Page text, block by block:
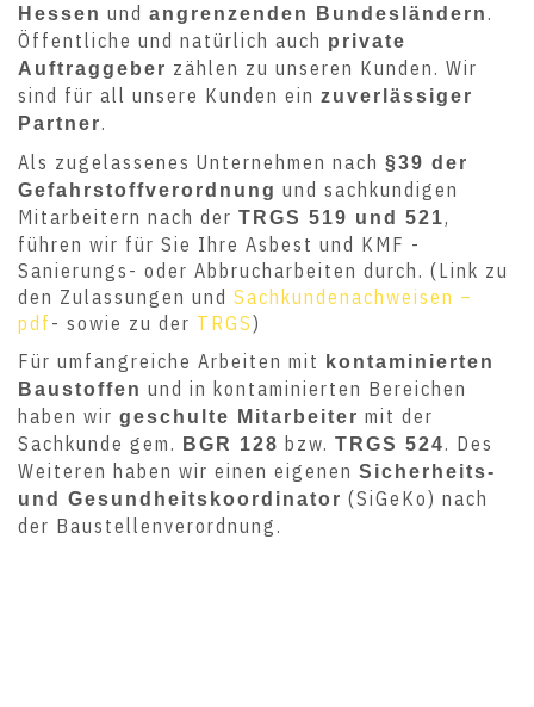
Hessen und angrenzenden Bundesländern.
Öffentliche und natürlich auch private
Auftraggeber zählen zu unseren Kunden. Wir
sind für all unsere Kunden ein zuverlässiger
Partner.
Als zugelassenes Unternehmen nach §39 der
Gefahrstoffverordnung und sachkundigen
Mitarbeitern nach der TRGS 519 und 521,
führen wir für Sie Ihre Asbest und KMF -
Sanierungs- oder Abbrucharbeiten durch. (Link zu
den Zulassungen und Sachkundenachweisen –
pdf - sowie zu der TRGS)
Für umfangreiche Arbeiten mit
kontaminierten
Baustoffen und in kontaminierten Bereichen
haben wir geschulte Mitarbeiter mit der
Sachkunde gem.
BGR 128 bzw. TRGS 524. Des
Weiteren haben wir einen eigenen Sicherheits-
und Gesundheitskoordinator (SiGeKo) nach
der Baustellenverordnung.